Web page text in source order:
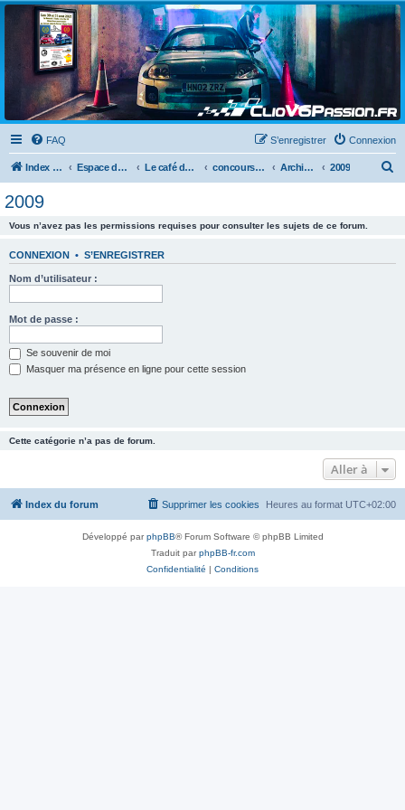
Clio V6 Passion
Le site français des passionnés de Clio V6
FAQ Connexion
S’enregistrer
Index du forum Espace détente Le café du clio V6 concours photos Archives des années précédentes 2009
2009
Vous n’avez pas les permissions requises pour consulter les sujets de ce forum.
CONNEXION • S’ENREGISTRER
Nom d’utilisateur :
Mot de passe :
Se souvenir de moi
Masquer ma présence en ligne pour cette session
Cette catégorie n’a pas de forum.
Aller à
Index du forum Heures au format UTC+02:00
Supprimer les cookies
Développé parphpBB® Forum Software © phpBB Limited
Traduit parphpBB-fr.com
Confidentialité | Conditions